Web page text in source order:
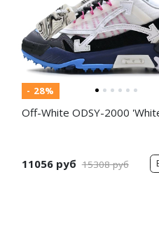
- 28%
Off-White ODSY-2000
11056 руб 15308 руб